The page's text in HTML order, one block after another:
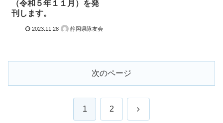
（令和５年１１月）を発
刊します。
2023.11.28 静岡県隊友会
次のページ
1 2 次